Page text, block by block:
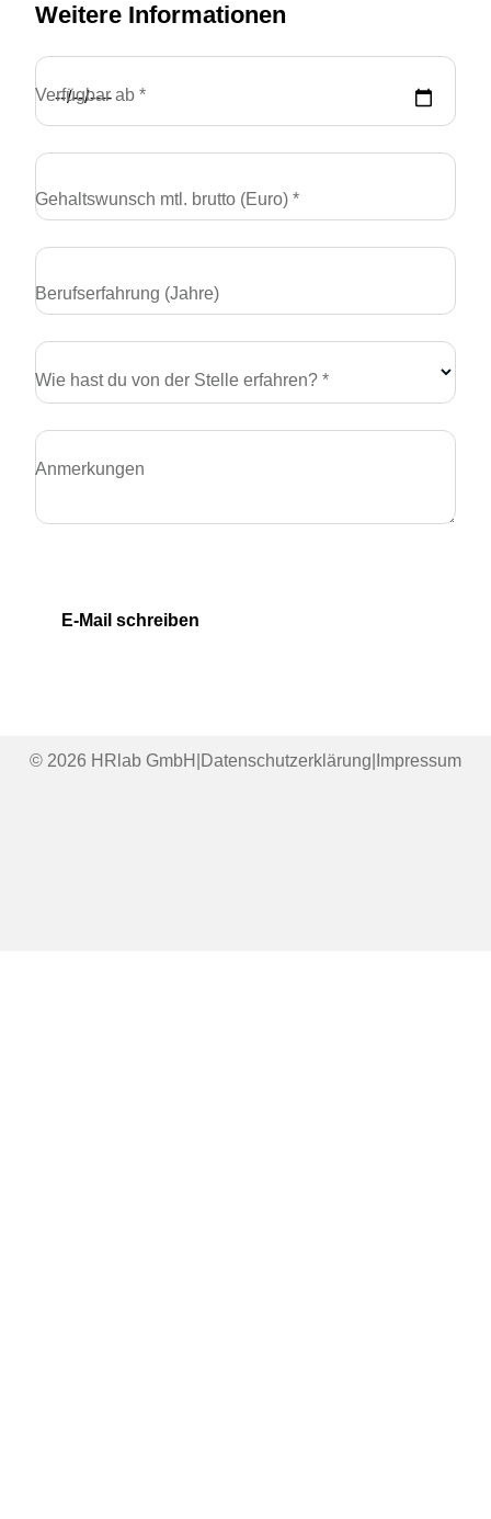
Weitere Informationen
Verfügbar ab *
Gehaltswunsch mtl. brutto (Euro) *
Berufserfahrung (Jahre)
Wie hast du von der Stelle erfahren? *
Anmerkungen
E-Mail schreiben
© 2026 HRlab GmbH Datenschutzerklärung Impressum